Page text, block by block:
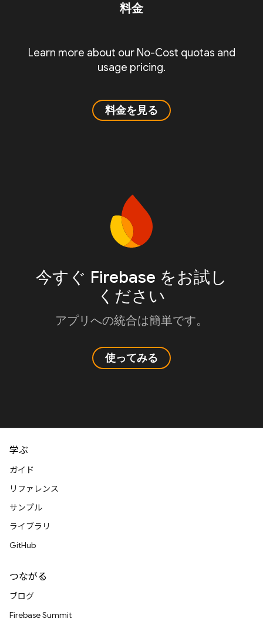
料金
Learn more about our No-Cost quotas and
usage pricing.
料金を見る
今すぐ Firebase をお試し
ください
アプリへの統合は簡単です。
使ってみる
学ぶ
ガイド
リファレンス
サンプル
ライブラリ
GitHub
つながる
ブログ
Firebase Summit